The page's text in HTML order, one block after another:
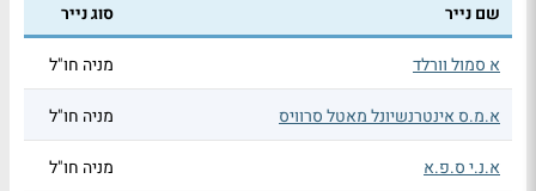
שם נייר סוג נייר
א סמול וורלד מניה חו"ל
א.מ.ס אינטרנשיונל מאטל סרוויס מניה חו"ל
א.נ.י ס.פ.א מניה חו"ל